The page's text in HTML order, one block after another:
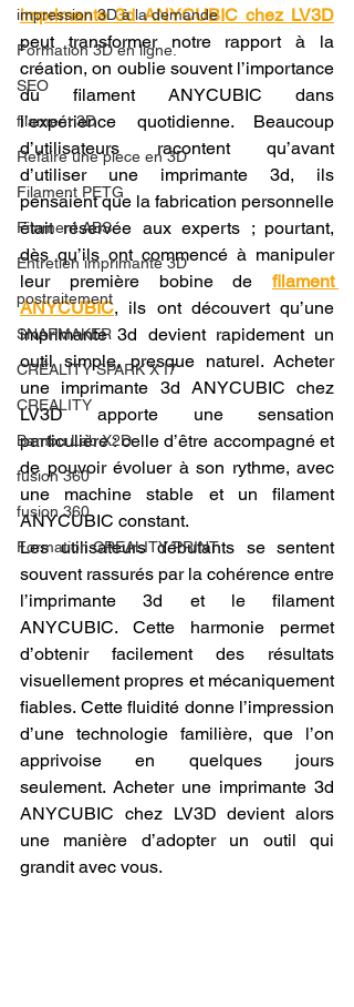
impression 3D à la demande
Formation 3D en ligne.
SEO
filament 3D
Refaire une piece en 3D
Filament PETG
Filament ABS
Entretien imprimante 3D
postraitement
SNAPMAKER
CRÉALITY SPARK X I7
CREALITY
Bambu Lab X2D
fusion 360
fusion 360
Formation CREALITY PRINT
imprimante 3d ANYCUBIC chez LV3D
peut transformer notre rapport à la
création, on oublie souvent l’importance
du filament ANYCUBIC dans
l’expérience quotidienne. Beaucoup
d’utilisateurs racontent qu’avant
d’utiliser une imprimante 3d, ils
pensaient que la fabrication personnelle
était réservée aux experts ; pourtant,
dès qu’ils ont commencé à manipuler
leur première bobine de filament
ANYCUBIC, ils ont découvert qu’une
imprimante 3d devient rapidement un
outil simple, presque naturel. Acheter
une imprimante 3d ANYCUBIC chez
LV3D apporte une sensation
particulière : celle d’être accompagné et
de pouvoir évoluer à son rythme, avec
une machine stable et un filament
ANYCUBIC constant.
Les utilisateurs débutants se sentent
souvent rassurés par la cohérence entre
l’imprimante 3d et le filament
ANYCUBIC. Cette harmonie permet
d’obtenir facilement des résultats
visuellement propres et mécaniquement
fiables. Cette fluidité donne l’impression
d’une technologie familière, que l’on
apprivoise en quelques jours
seulement. Acheter une imprimante 3d
ANYCUBIC chez LV3D devient alors
une manière d’adopter un outil qui
grandit avec vous.